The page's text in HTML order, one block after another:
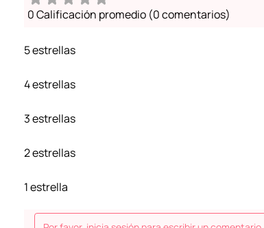
0 Calificación promedio (0 comentarios)
5 estrellas
4 estrellas
3 estrellas
2 estrellas
1 estrella